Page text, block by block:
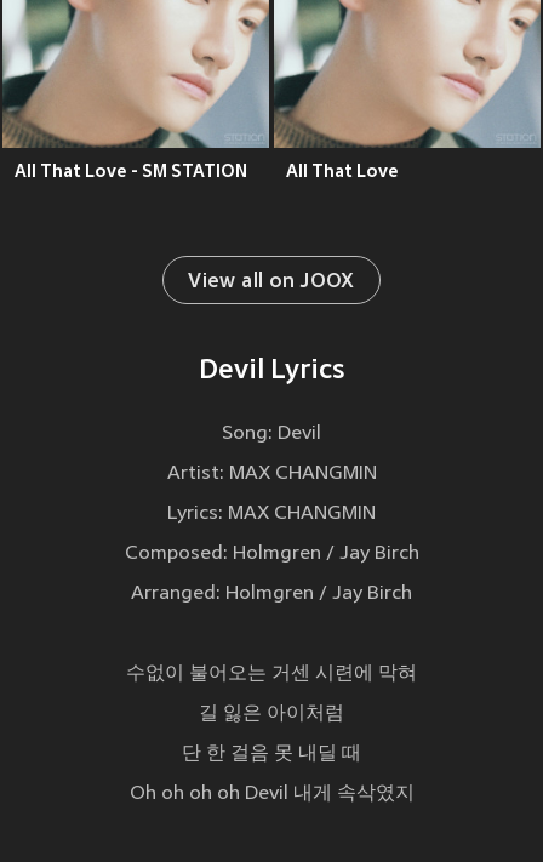
All That Love - SM STATION All That Love
View all on JOOX
Devil Lyrics
Song: Devil
Artist: MAX CHANGMIN
Lyrics: MAX CHANGMIN
Composed: Holmgren / Jay Birch
Arranged: Holmgren / Jay Birch
수없이 불어오는 거센 시련에 막혀
길 잃은 아이처럼
단 한 걸음 못 내딜 때
Oh oh oh oh Devil 내게 속삭였지